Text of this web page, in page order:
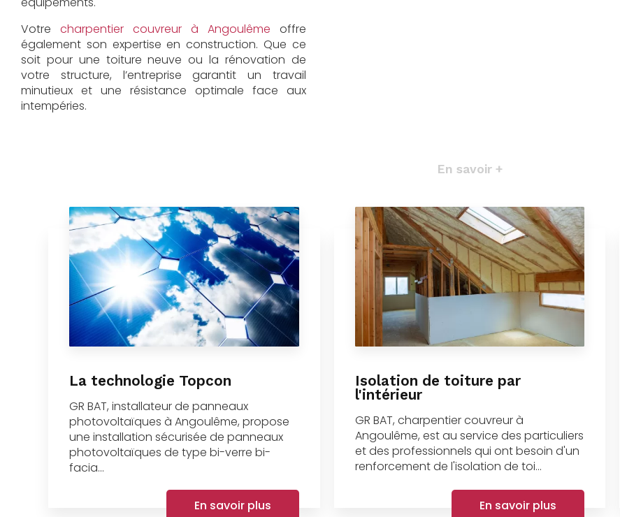
Votre charpentier couvreur à Angoulême offre
également son expertise en construction. Que ce
soit pour une toiture neuve ou la rénovation de
votre structure, l’entreprise garantit un travail
minutieux et une résistance optimale face aux
intempéries.
En savoir +
La technologie Topcon
GR BAT, installateur de panneaux
photovoltaïques à Angoulême, propose
une installation sécurisée de panneaux
photovoltaïques de type bi-verre bi-
facia...
En savoir plus
Isolation de toiture par
l'intérieur
GR BAT, charpentier couvreur à
Angoulême, est au service des particuliers
et des professionnels qui ont besoin d'un
renforcement de l'isolation de toi...
En savoir plus